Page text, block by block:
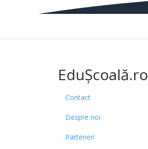
EduȘcoală.ro
Contact
Despre noi
Parteneri